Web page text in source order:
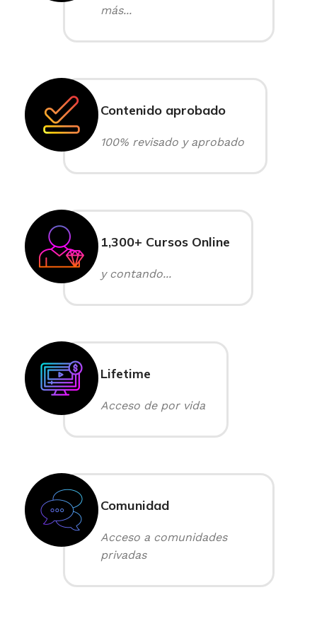
más...
Contenido aprobado
100% revisado y aprobado
1,300+ Cursos Online
y contando...
Lifetime
Acceso de por vida
Comunidad
Acceso a comunidades
privadas